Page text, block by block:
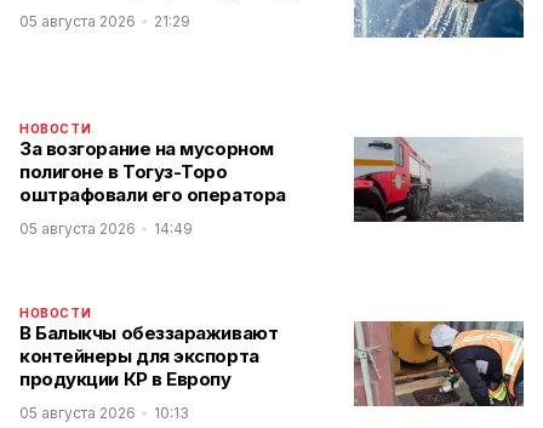
05 августа 2026 21:29
НОВОСТИ
За возгорание на мусорном
полигоне в Тогуз-Торо
оштрафовали его оператора
05 августа 2026 14:49
НОВОСТИ
В Балыкчы обеззараживают
контейнеры для экспорта
продукции КР в Европу
05 августа 2026 10:13